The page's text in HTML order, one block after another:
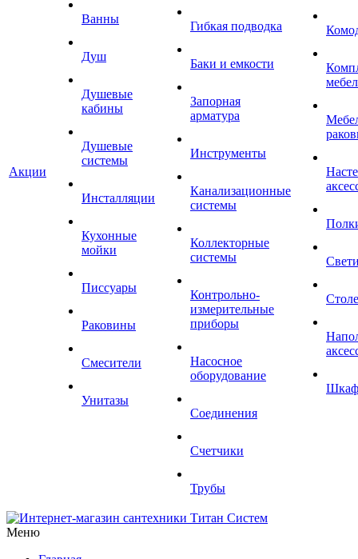
Акции
Ванны
Душ
Душевые
кабины
Душевые
системы
Инсталляции
Кухонные
мойки
Писсуары
Раковины
Смесители
Унитазы
Гибкая подводка
Баки и емкости
Запорная
арматура
Инструменты
Канализационные
системы
Коллекторные
системы
Контрольно-
измерительные
приборы
Насосное
оборудование
Соединения
Счетчики
Трубы
Меню